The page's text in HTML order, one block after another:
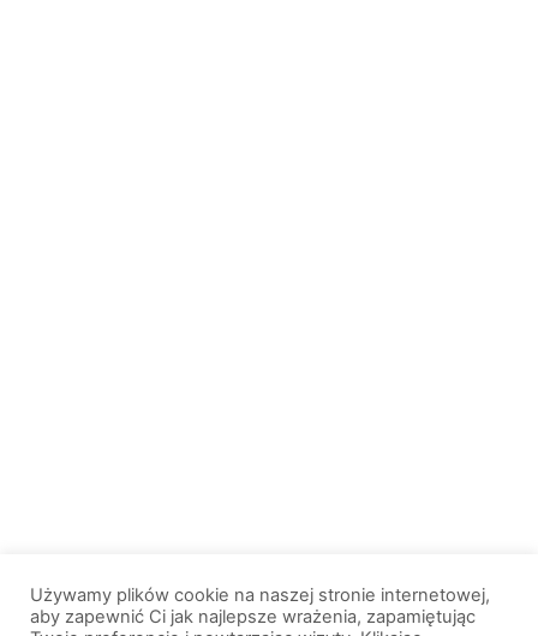
Używamy plików cookie na naszej stronie internetowej,
aby zapewnić Ci jak najlepsze wrażenia, zapamiętując